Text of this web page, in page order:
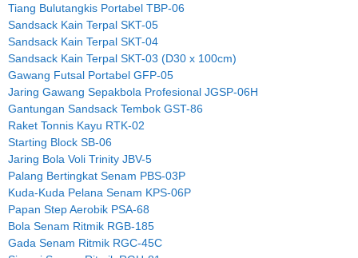
Tiang Bulutangkis Portabel TBP-06
Sandsack Kain Terpal SKT-05
Sandsack Kain Terpal SKT-04
Sandsack Kain Terpal SKT-03 (D30 x 100cm)
Gawang Futsal Portabel GFP-05
Jaring Gawang Sepakbola Profesional JGSP-06H
Gantungan Sandsack Tembok GST-86
Raket Tonnis Kayu RTK-02
Starting Block SB-06
Jaring Bola Voli Trinity JBV-5
Palang Bertingkat Senam PBS-03P
Kuda-Kuda Pelana Senam KPS-06P
Papan Step Aerobik PSA-68
Bola Senam Ritmik RGB-185
Gada Senam Ritmik RGC-45C